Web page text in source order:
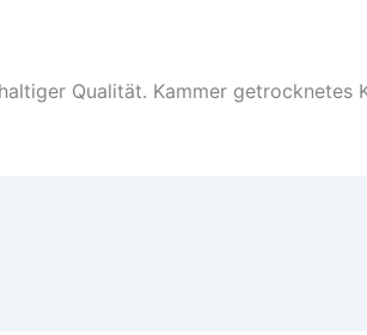
Qualität. Kammer getrocknetes